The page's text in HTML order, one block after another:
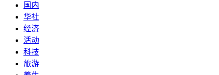
国内
华社
经济
活动
科技
旅游